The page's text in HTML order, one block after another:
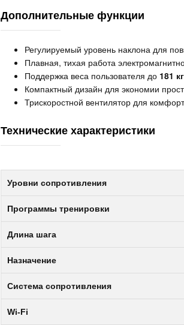
Дополнительные функции
Регулируемый уровень наклона для
Плавная, тихая работа
Поддержка веса пользователя до 181 кг
Компактный дизайн для экономии
Трискоростной вентилятор для
Технические характеристики
Уровни сопротивления
Программы тренировки
Длина шага
Назначение
Система сопротивления
Wi-Fi